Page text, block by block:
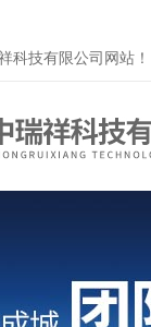
科技有限公司网站！